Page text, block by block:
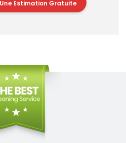
Estimation Gratuite